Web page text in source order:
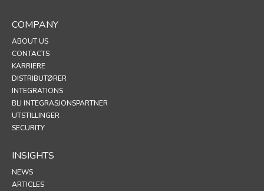
COMPANY
ABOUT US
CONTACTS
KARRIERE
DISTRIBUTØRER
INTEGRATIONS
BLI INTEGRASJONSPARTNER
UTSTILLINGER
SECURITY
INSIGHTS
NEWS
ARTICLES